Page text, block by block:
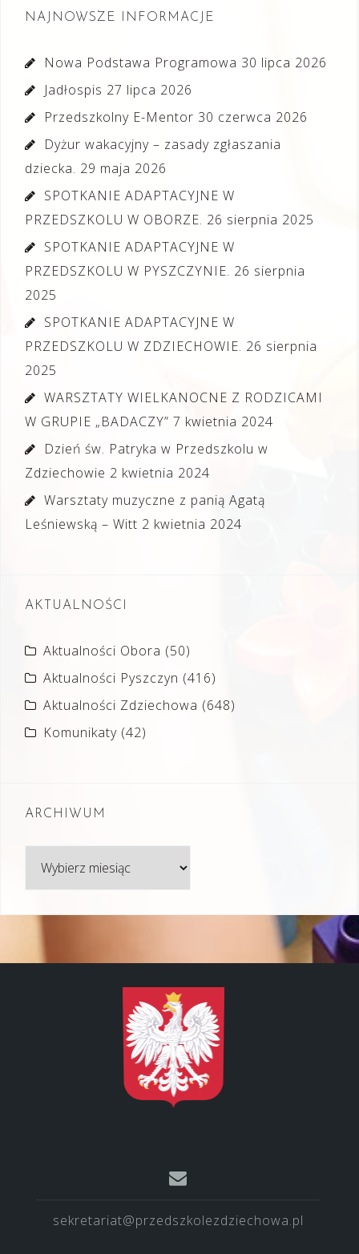
NAJNOWSZE INFORMACJE
Nowa Podstawa Programowa 30 lipca 2026
Jadłospis 27 lipca 2026
Przedszkolny E-Mentor 30 czerwca 2026
Dyżur wakacyjny – zasady zgłaszania
dziecka. 29 maja 2026
SPOTKANIE ADAPTACYJNE W
PRZEDSZKOLU W OBORZE. 26 sierpnia 2025
SPOTKANIE ADAPTACYJNE W
PRZEDSZKOLU W PYSZCZYNIE. 26 sierpnia
2025
SPOTKANIE ADAPTACYJNE W
PRZEDSZKOLU W ZDZIECHOWIE. 26 sierpnia
2025
WARSZTATY WIELKANOCNE Z RODZICAMI
W GRUPIE „BADACZY” 7 kwietnia 2024
Dzień św. Patryka w Przedszkolu w
Zdziechowie 2 kwietnia 2024
Warsztaty muzyczne z panią Agatą
Leśniewską – Witt 2 kwietnia 2024
AKTUALNOŚCI
Aktualności Obora (50)
Aktualności Pyszczyn (416)
Aktualności Zdziechowa (648)
Komunikaty (42)
ARCHIWUM
sekretariat@przedszkolezdziechowa.pl